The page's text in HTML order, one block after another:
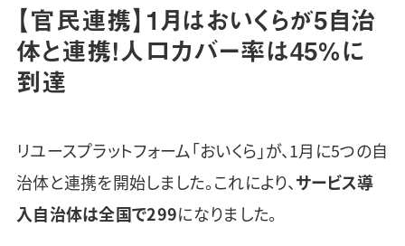
【官民連携】1月はおいくらが5自治
体と連携！人口カバー率は45%に
到達
リユースプラットフォーム「おいくら」が、1月に5つの自
治体と連携を開始しました。これにより、サービス導
入自治体は全国で299になりました。